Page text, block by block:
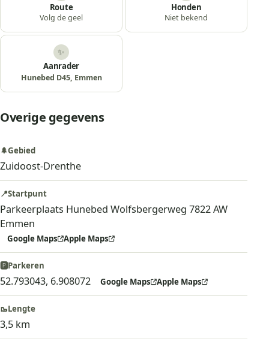
Route
Volg de geel
Honden
Niet bekend
✨
Aanrader
Hunebed D45, Emmen
Overige gegevens
🌲Gebied
Zuidoost-Drenthe
📍Startpunt
Parkeerplaats Hunebed Wolfsbergerweg 7822 AW
Emmen
Google Maps Apple Maps
🅿️Parkeren
52.793043, 6.908072 Google Maps Apple Maps
🥾Lengte
3,5 km